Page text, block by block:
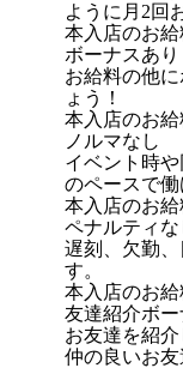
ように月2回
本入店のお
ボーナスあり
お給料の他
ょう！
本入店のお
ノルマなし
イベント時
のペースで働
本入店のお
ペナルティな
遅刻、欠勤
す。
本入店のお
友達紹介ボー
お友達を紹
仲の良いお友